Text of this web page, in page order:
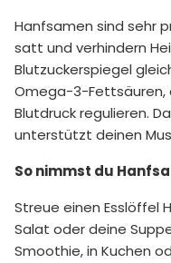
Hanfsamen sind sehr
satt und verhindern
Blutzuckerspiegel
Omega-3-Fettsäuren,
Blutdruck regulieren.
unterstützt deinen
So nimmst du
Streue einen Esslöffel
Salat oder deine
Smoothie, in Kuchen